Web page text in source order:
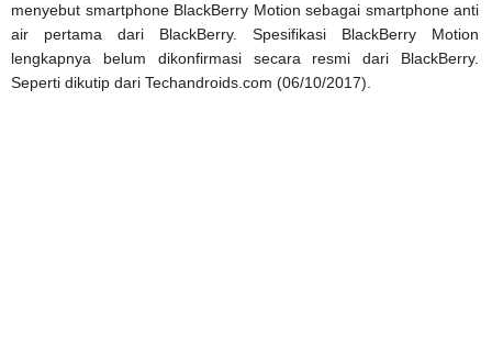
menyebut smartphone BlackBerry Motion sebagai smartphone anti
air pertama dari BlackBerry. Spesifikasi BlackBerry Motion
lengkapnya belum dikonfirmasi secara resmi dari BlackBerry.
Seperti dikutip dari Techandroids.com (06/10/2017).